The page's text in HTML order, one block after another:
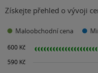
Získejte přehled o vývoji
Maloobchodní cena